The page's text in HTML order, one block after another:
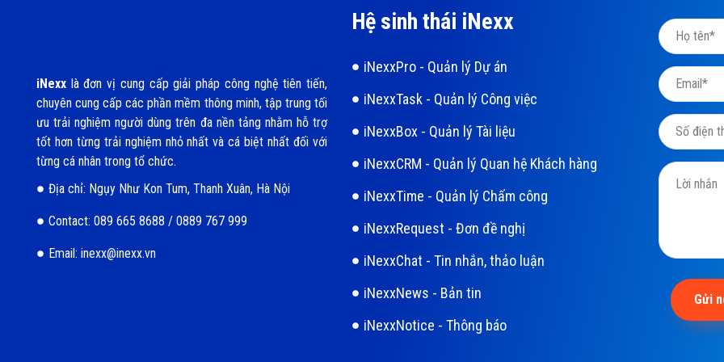
iNexx là đơn vị cung cấp giải pháp công nghệ tiên tiến,
chuyên cung cấp các phần mềm thông minh, tập trung tối
ưu trải nghiệm người dùng trên đa nền tảng nhằm hỗ trợ
tốt hơn từng trải nghiệm nhỏ nhất và cá biệt nhất đối với
từng cá nhân trong tổ chức.
Địa chỉ: Ngụy Như Kon Tum, Thanh Xuân, Hà Nội
Contact: 089 665 8688 / 0889 767 999
Email: inexx@inexx.vn
Hệ sinh thái iNexx
iNexxPro - Quản lý Dự án
iNexxTask - Quản lý Công việc
iNexxBox - Quản lý Tài liệu
iNexxCRM - Quản lý Quan hệ Khách hàng
iNexxTime - Quản lý Chấm công
iNexxRequest - Đơn đề nghị
iNexxChat - Tin nhắn, thảo luận
iNexxNews - Bản tin
iNexxNotice - Thông báo
Gửi